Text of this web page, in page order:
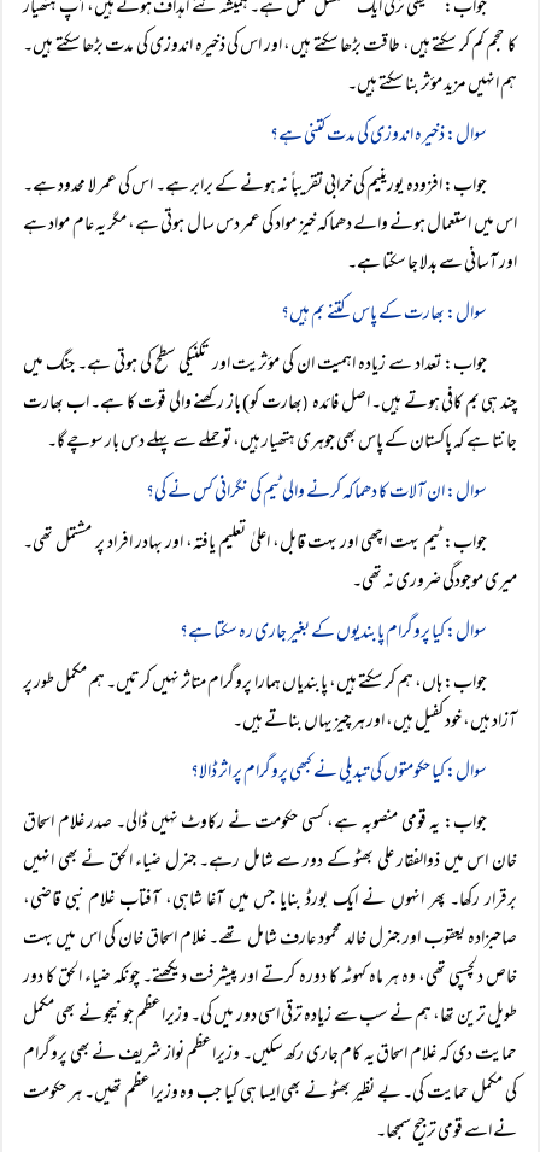
جواب: تحقیقی ترقی ایک مسلسل عمل ہے۔ ہمیشہ نئے اہداف ہوتے ہیں،آپ ہتھیار
کا حجم کم کر سکتے ہیں، طاقت بڑھا سکتے ہیں، اور اس کی ذخیرہ اندوزی کی مدت بڑھا سکتے ہیں۔
ہم انہیں مزید مؤثر بنا سکتے ہیں۔
سوال: ذخیرہ اندوزی کی مدت کتنی ہے؟
جواب: افزودہ یورینیم کی خرابی تقریباً نہ ہونے کے برابر ہے۔ اس کی عمر لا محدود ہے۔
اس میں استعمال ہونے والے دھماکہ خیز مواد کی عمر دس سال ہوتی ہے، مگر یہ عام مواد ہے
اور آسانی سے بدلا جا سکتا ہے۔
سوال: بھارت کے پاس کتنے بم ہیں؟
جواب: تعداد سے زیادہ اہمیت ان کی مؤثریت اور تکنیکی سطح کی ہوتی ہے۔ جنگ میں
چند ہی بم کافی ہوتے ہیں۔ اصل فائدہ(بھارت کو) باز رکھنے والی قوت کا ہے۔ اب بھارت
جانتا ہے کہ پاکستان کے پاس بھی جوہری ہتھیار ہیں، تو حملے سے پہلے دس بار سوچے گا۔
سوال: ان آلات کا دھماکہ کرنے والی ٹیم کی نگرانی کس نے کی؟
جواب: ٹیم بہت اچھی اور بہت قابل، اعلیٰ تعلیم یافتہ، اور بہادر افراد پر مشتمل تھی۔
میری موجودگی ضروری نہ تھی۔
سوال: کیا پروگرام پابندیوں کے بغیر جاری رہ سکتا ہے؟
جواب: ہاں، ہم کر سکتے ہیں، پابندیاں ہمارا پروگرام متاثر نہیں کرتیں۔ ہم مکمل طور پر
آزاد ہیں، خود کفیل ہیں، اور ہر چیز یہاں بناتے ہیں۔
سوال: کیا حکومتوں کی تبدیلی نے کبھی پروگرام پر اثر ڈالا؟
جواب: یہ قومی منصوبہ ہے، کسی حکومت نے رکاوٹ نہیں ڈالی۔ صدر غلام اسحاق
خان اس میں ذوالفقار علی بھٹو کے دور سے شامل رہے۔ جنرل ضیاء الحق نے بھی انہیں
برقرار رکھا۔ پھر انہوں نے ایک بورڈ بنایا جس میں آغا شاہی، آفتاب غلام نبی قاضی،
صاحبزادہ یعقوب اور جنرل خالد محمود عارف شامل تھے۔ غلام اسحاق خان کی اس میں بہت
خاص دلچسپی تھی، وہ ہر ماہ کہوٹہ کا دورہ کرتے اور پیشرفت دیکھتے۔ چونکہ ضیاء الحق کا دور
طویل ترین تھا، ہم نے سب سے زیادہ ترقی اسی دور میں کی۔ وزیراعظم جونیجو نے بھی مکمل
حمایت دی کہ غلام اسحاق یہ کام جاری رکھ سکیں۔ وزیراعظم نواز شریف نے بھی پروگرام
کی مکمل حمایت کی۔ بے نظیر بھٹو نے بھی ایسا ہی کیا جب وہ وزیراعظم تھیں۔ ہر حکومت
نے اسے قومی ترجیح سمجھا۔